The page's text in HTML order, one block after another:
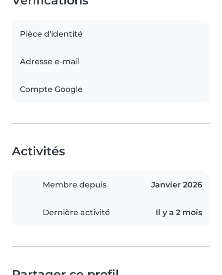
Pièce d'identité
Adresse e-mail
Compte Google
Activités
Membre depuis Janvier 2026
Dernière activité Il y a 2 mois